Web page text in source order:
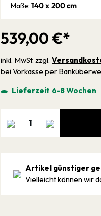
539,00 €*
inkl. MwSt. zzgl.
bei Vorkasse per
Lieferzeit 6-8 Wochen
Maße: 140 x 200 cm
Artikel günstiger
Vielleicht können wir